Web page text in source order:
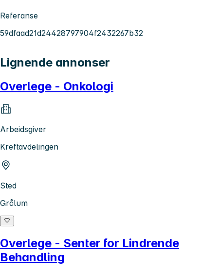
Referanse
59dfaad21d24428797904f2432267b32
Lignende annonser
Overlege - Onkologi
Arbeidsgiver
Kreftavdelingen
Sted
Grålum
Overlege - Senter for Lindrende
Behandling